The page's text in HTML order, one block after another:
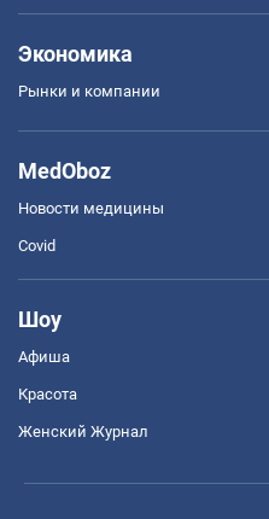
Экономика
Рынки и компании
MedOboz
Новости медицины
Covid
Шоу
Афиша
Красота
Женский Журнал